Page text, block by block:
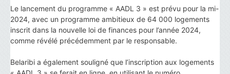
Le lancement du programme « AADL 3 » est prévu pour la mi-
2024, avec un programme ambitieux de 64 000 logements
inscrit dans la nouvelle loi de finances pour l’année 2024,
comme révélé précédemment par le responsable.
Belaribi a également souligné que l’inscription aux logements